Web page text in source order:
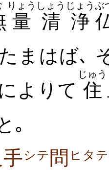
量
りょう
清浄
しょうじょう ぶ
まはば､
よりて 住
じゅう
｡
シテ 問 ヒタ